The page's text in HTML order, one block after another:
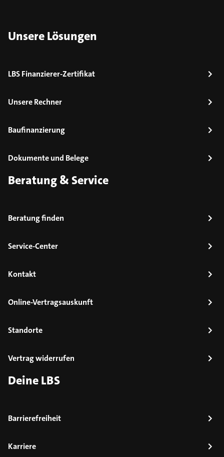
Unsere Lösungen
LBS Finanzierer-Zertifikat
Unsere Rechner
Baufinanzierung
Dokumente und Belege
Beratung & Service
Beratung finden
Service-Center
Kontakt
Online-Vertragsauskunft
Standorte
Vertrag widerrufen
Deine LBS
Barrierefreiheit
Karriere